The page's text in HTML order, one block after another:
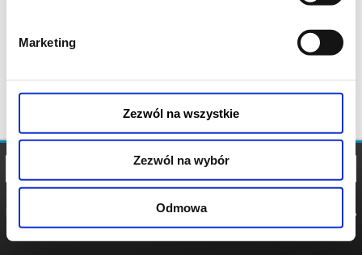
Marketing
Zezwól na wszystkie
Zezwól na wybór
Odmowa
POLITYKA
POLITYKA